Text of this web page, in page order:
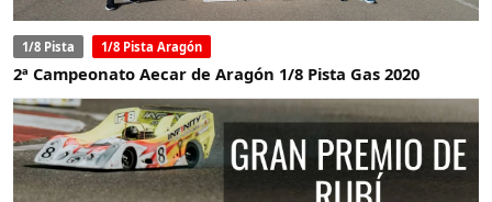
1/8 Pista 1/8 Pista Aragón
2ª Campeonato Aecar de Aragón 1/8 Pista Gas 2020